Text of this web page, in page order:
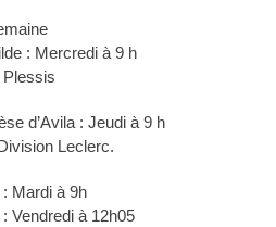
: Mercredi à 9 h
Plessis
d’Avila : Jeudi à 9 h
Leclerc.
Mardi à 9h
Vendredi à 12h05